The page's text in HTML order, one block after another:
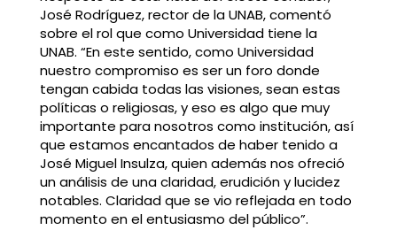
José Rodríguez, rector de la UNAB, comentó
sobre el rol que como Universidad tiene la
UNAB. “En este sentido, como Universidad
nuestro compromiso es ser un foro donde
tengan cabida todas las visiones, sean estas
políticas o religiosas, y eso es algo que muy
importante para nosotros como institución, así
que estamos encantados de haber tenido a
José Miguel Insulza, quien además nos ofreció
un análisis de una claridad, erudición y lucidez
notables. Claridad que se vio reflejada en todo
momento en el entusiasmo del público”.